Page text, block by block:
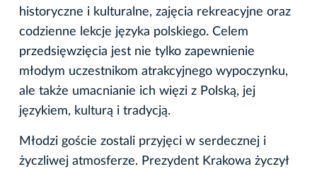
historyczne i kulturalne, zajęcia rekreacyjne oraz
codzienne lekcje języka polskiego. Celem
przedsięwzięcia jest nie tylko zapewnienie
młodym uczestnikom atrakcyjnego wypoczynku,
ale także umacnianie ich więzi z Polską, jej
językiem, kulturą i tradycją.
Młodzi goście zostali przyjęci w serdecznej i
życzliwej atmosferze. Prezydent Krakowa życzył